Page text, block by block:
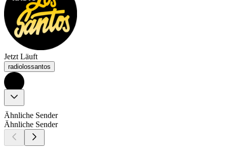
Jetzt Läuft
radiolossantos
Ähnliche Sender
Ähnliche Sender